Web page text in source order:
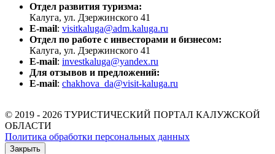
Отдел развития туризма:
Калуга, ул. Дзержинского 41
E-mail: visitkaluga@adm.kaluga.ru
Отдел по работе с инвесторами и бизнесом:
Калуга, ул. Дзержинского 41
E-mail: investkaluga@yandex.ru
Для отзывов и предложений:
E-mail: chakhova_da@visit-kaluga.ru
© 2019 - 2026 ТУРИСТИЧЕСКИЙ ПОРТАЛ КАЛУЖСКОЙ
ОБЛАСТИ
Политика обработки персональных данных
Закрыть